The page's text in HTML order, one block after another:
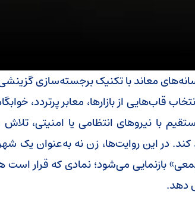
معاند با تکنیک برجسته‌سازی
قاب‌هایی از بازارها، معابر پرتردد،
با نیروهای انتظامی یا امنیتی،
کند. در این روایت‌ها، زن نه به‌عنوان یک
بازنمایی می‌شود؛ نمادی که قرار است
دهد.